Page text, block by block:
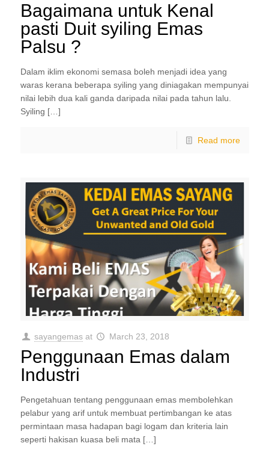
Bagaimana untuk Kenal
pasti Duit syiling Emas
Palsu ?
Dalam iklim ekonomi semasa boleh menjadi idea yang
waras kerana beberapa syiling yang diniagakan mempunyai
nilai lebih dua kali ganda daripada nilai pada tahun lalu.
Syiling […]
Read more
sayangemas at March 23, 2018
Penggunaan Emas dalam
Industri
Pengetahuan tentang penggunaan emas membolehkan
pelabur yang arif untuk membuat pertimbangan ke atas
permintaan masa hadapan bagi logam dan kriteria lain
seperti hakisan kuasa beli mata […]